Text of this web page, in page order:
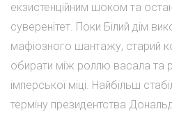
екзистенційним шоком та
суверенітет. Поки Білий дім
мафіозного шантажу, старий
обирати між роллю васала та
імперської міці. Найбільш
терміну президентства